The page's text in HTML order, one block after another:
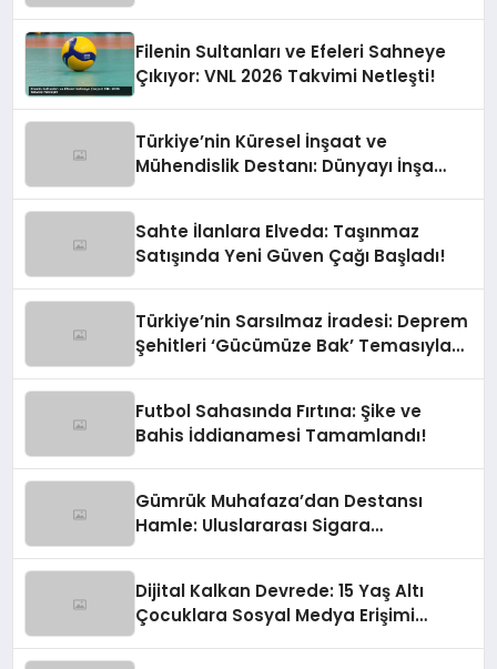
Filenin Sultanları ve Efeleri Sahneye
Çıkıyor: VNL 2026 Takvimi Netleşti!
Türkiye’nin Küresel İnşaat ve
Mühendislik Destanı: Dünyayı İnşa
Sahte İlanlara Elveda: Taşınmaz
Satışında Yeni Güven Çağı Başladı!
Türkiye’nin Sarsılmaz İradesi: Deprem
Şehitleri ‘Gücümüze Bak’ Temasıyla
Futbol Sahasında Fırtına: Şike ve
Bahis İddianamesi Tamamlandı!
Gümrük Muhafaza’dan Destansı
Hamle: Uluslararası Sigara
Dijital Kalkan Devrede: 15 Yaş Altı
Çocuklara Sosyal Medya Erişimi